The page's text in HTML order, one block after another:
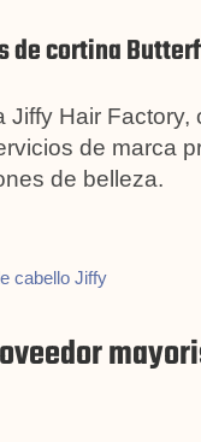
de cortina
Jiffy Hair
de marca
de belleza.